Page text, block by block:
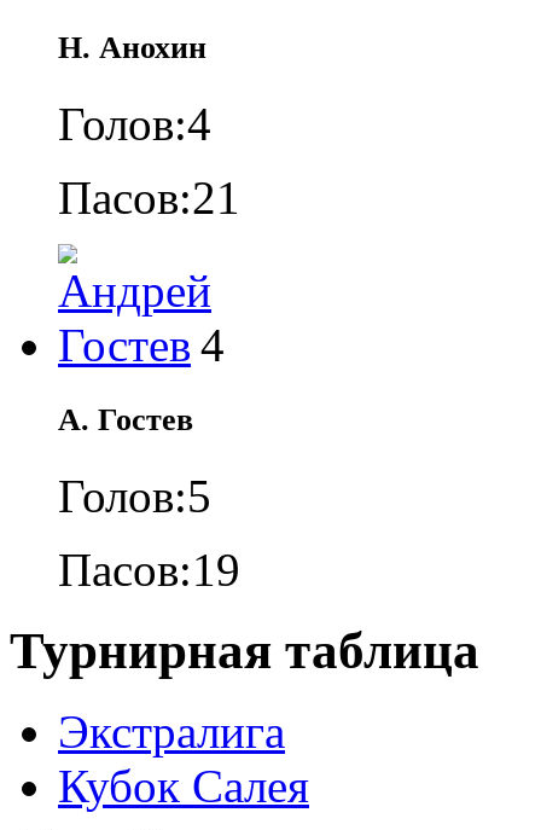
Н. Анохин
Голов:4
Пасов:21
4
А. Гостев
Голов:5
Пасов:19
Турнирная таблица
Экстралига
Кубок Салея